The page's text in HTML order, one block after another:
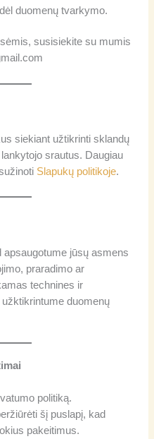
duomenų tvarkymo.
susisiekite su mumis
siekiant užtikrinti sklandų
srautus. Daugiau
Slapukų politikoje.
jūsų asmens
praradimo ar
technines ir
duomenų
politiką.
šį puslapį, kad
pakeitimus.